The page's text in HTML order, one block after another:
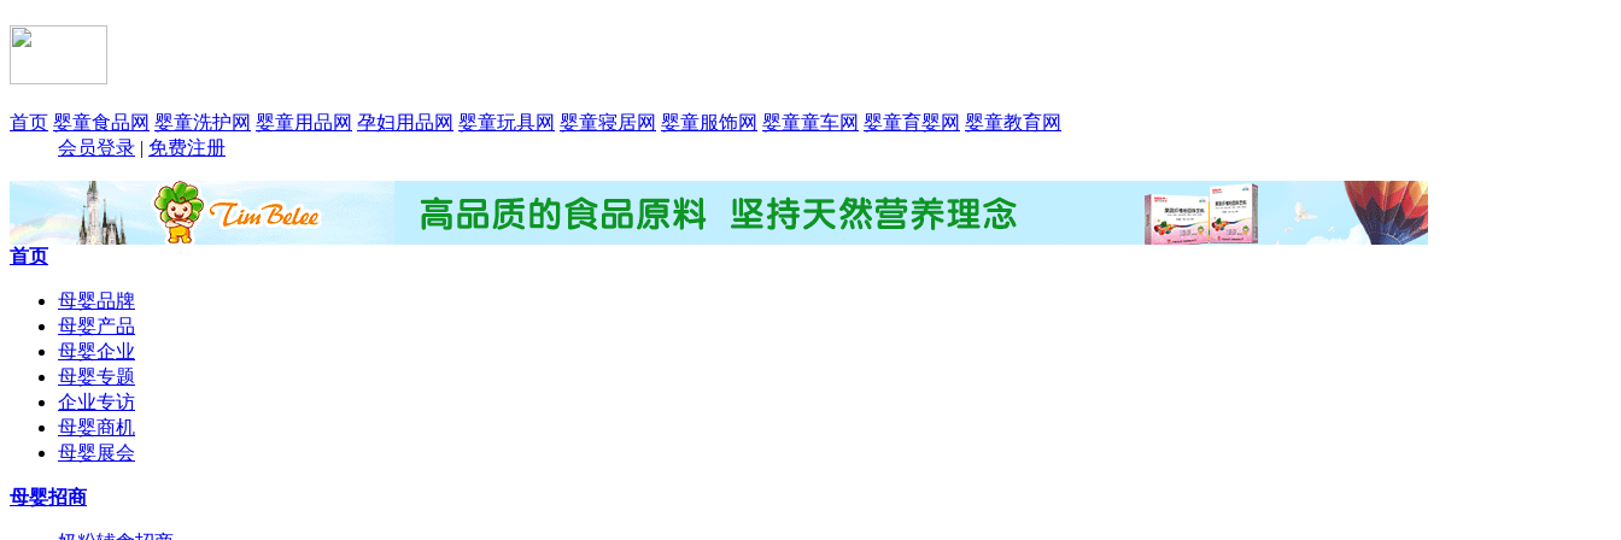
首页 婴童食品网 婴童洗护网 婴童用品网 孕妇用品网 婴童玩具网 婴童寝居网 婴童服饰网 婴童童车网 婴童育婴网 婴童教育网
会员登录 | 免费注册
首页
母婴品牌
母婴产品
母婴企业
母婴专题
企业专访
母婴商机
母婴展会
母婴招商